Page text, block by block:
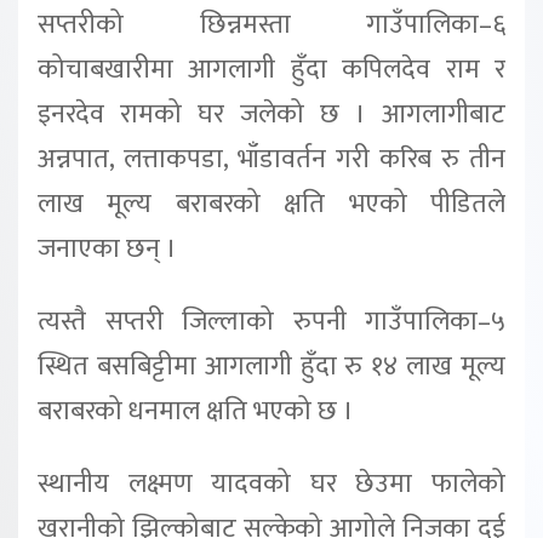
सप्तरीको छिन्नमस्ता गाउँपालिका–६
कोचाबखारीमा आगलागी हुँदा कपिलदेव राम र
इनरदेव रामको घर जलेको छ । आगलागीबाट
अन्नपात, लत्ताकपडा, भाँडावर्तन गरी करिब रु तीन
लाख मूल्य बराबरको क्षति भएको पीडितले
जनाएका छन् ।
त्यस्तै सप्तरी जिल्लाको रुपनी गाउँपालिका–५
स्थित बसबिट्टीमा आगलागी हुँदा रु १४ लाख मूल्य
बराबरको धनमाल क्षति भएको छ ।
स्थानीय लक्ष्मण यादवको घर छेउमा फालेको
खरानीको झिल्कोबाट सल्केको आगोले निजका दुई